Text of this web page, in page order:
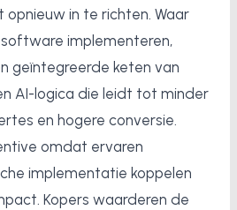
in te richten. Waar
implementeren,
geïntegreerde keten van
AI-logica die leidt tot minder
en hogere conversie.
omdat ervaren
implementatie koppelen
Kopers waarderen de